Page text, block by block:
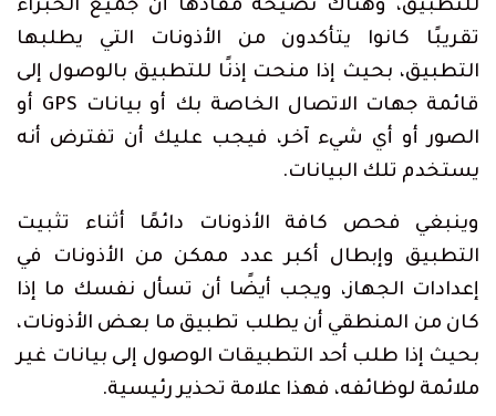
للتطبيق، وهناك نصيحة مفادها أن جميع الخبراء
تقريبًا كانوا يتأكدون من الأذونات التي يطلبها
التطبيق، بحيث إذا منحت إذنًا للتطبيق بالوصول إلى
قائمة جهات الاتصال الخاصة بك أو بيانات GPS أو
الصور أو أي شيء آخر، فيجب عليك أن تفترض أنه
يستخدم تلك البيانات.
وينبغي فحص كافة الأذونات دائمًا أثناء تثبيت
التطبيق وإبطال أكبر عدد ممكن من الأذونات في
إعدادات الجهاز، ويجب أيضًا أن تسأل نفسك ما إذا
كان من المنطقي أن يطلب تطبيق ما بعض الأذونات،
بحيث إذا طلب أحد التطبيقات الوصول إلى بيانات غير
ملائمة لوظائفه، فهذا علامة تحذير رئيسية.